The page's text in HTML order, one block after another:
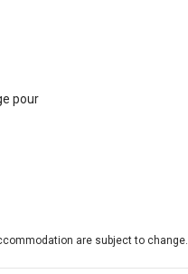
pour
are subject to change.